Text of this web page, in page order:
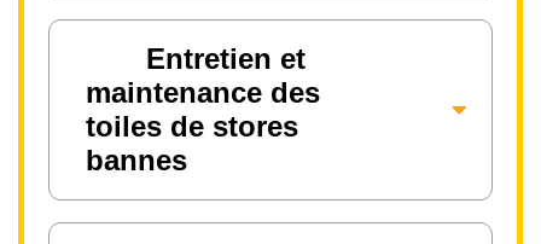
Entretien et
maintenance des
toiles de stores
bannes